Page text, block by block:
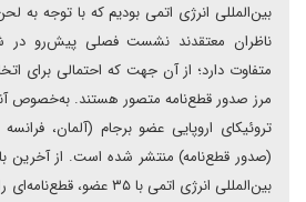
بین‌المللی انرژی اتمی بودیم که با توجه به
ناظران معتقدند نشست فصلی پیش‌رو در
متفاوت‌ دارد؛ از آن جهت که احتمالی برای
مرز صدور قطع‌نامه متصور هستند. به‌خصوص
تروئیکای اروپایی عضو برجام (آلمان،
(صدور قطع‌نامه) منتشر شده است. از آخرین